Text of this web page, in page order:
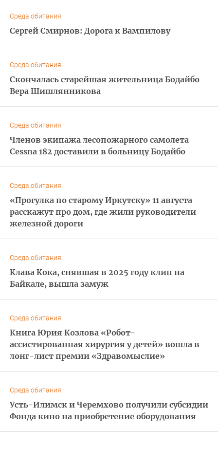
Среда обитания
Сергей Смирнов: Дорога к Вампилову
Среда обитания
Скончалась старейшая жительница Бодайбо
Вера Шишлянникова
Среда обитания
Членов экипажа лесопожарного самолета
Cessna 182 доставили в больницу Бодайбо
Среда обитания
«Прогулка по старому Иркутску» 11 августа
расскажут про дом, где жили руководители
железной дороги
Среда обитания
Клава Кока, снявшая в 2025 году клип на
Байкале, вышла замуж
Среда обитания
Книга Юрия Козлова «Робот-
ассистированная хирургия у детей» вошла в
лонг-лист премии «Здравомыслие»
Среда обитания
Усть-Илимск и Черемхово получили субсидии
Фонда кино на приобретение оборудования